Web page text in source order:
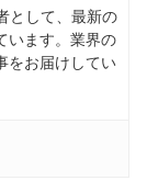
として、最新の
います。業界の
をお届けしてい